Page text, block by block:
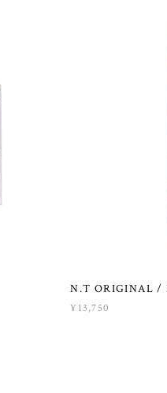
N.T ORIGINAL /
¥13,750